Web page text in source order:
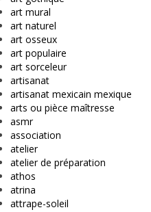
art mural
art naturel
art osseux
art populaire
art sorceleur
artisanat
artisanat mexicain mexique
arts ou pièce maîtresse
asmr
association
atelier
atelier de préparation
athos
atrina
attrape-soleil